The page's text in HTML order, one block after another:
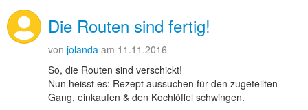
Die Routen sind fertig!
von jolanda am 11.11.2016
So, die Routen sind verschickt!
Nun heisst es: Rezept aussuchen für den zugeteilten
Gang, einkaufen & den Kochlöffel schwingen.